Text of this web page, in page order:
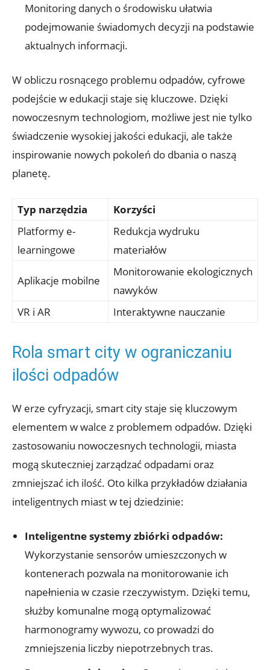
Monitoring danych o środowisku ułatwia
podejmowanie świadomych decyzji na podstawie
aktualnych informacji.
W obliczu rosnącego problemu odpadów, cyfrowe
podejście w edukacji staje się kluczowe. Dzięki
nowoczesnym technologiom, możliwe jest nie tylko
świadczenie wysokiej jakości edukacji, ale także
inspirowanie nowych pokoleń do dbania o naszą
planetę.
Typ narzędzia
Korzyści
Platformy e-
learningowe
Redukcja wydruku
materiałów
Aplikacje mobilne
Monitorowanie ekologicznych
nawyków
VR i AR
Interaktywne nauczanie
Rola smart city w ograniczaniu
ilości odpadów
W erze cyfryzacji, smart city staje się kluczowym
elementem w walce z problemem odpadów. Dzięki
zastosowaniu nowoczesnych technologii, miasta
mogą skuteczniej zarządzać odpadami oraz
zmniejszać ich ilość. Oto kilka przykładów działania
inteligentnych miast w tej dziedzinie:
Inteligentne systemy zbiórki odpadów:
Wykorzystanie sensorów umieszczonych w
kontenerach pozwala na monitorowanie ich
napełnienia w czasie rzeczywistym. Dzięki temu,
służby komunalne mogą optymalizować
harmonogramy wywozu, co prowadzi do
zmniejszenia liczby niepotrzebnych tras.